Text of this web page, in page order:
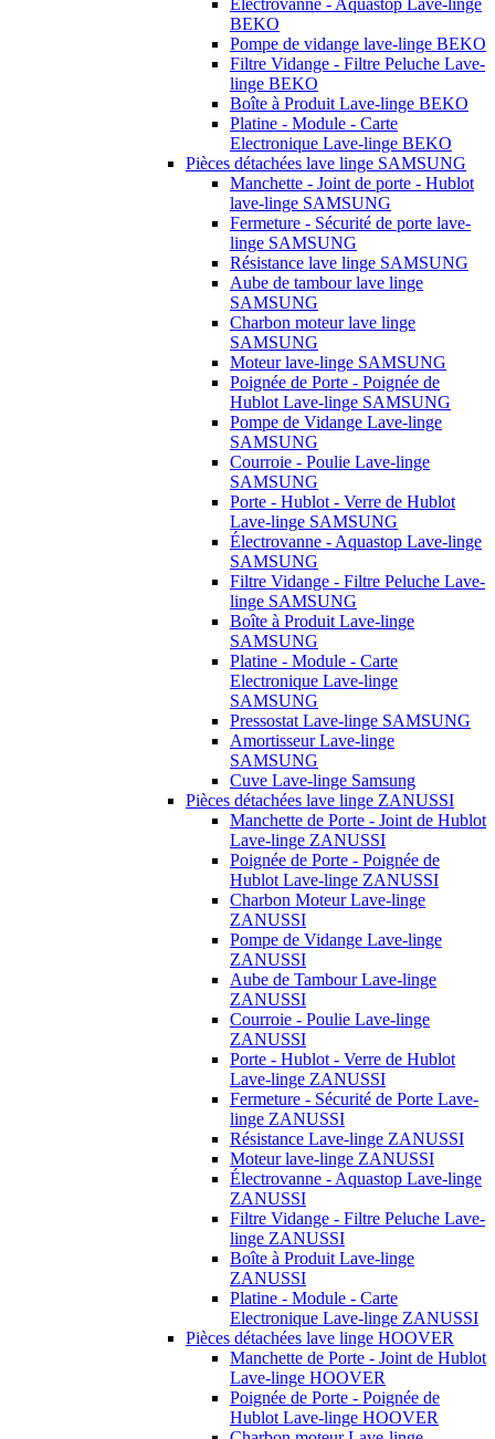
BEKO
Pompe de vidange lave-linge BEKO
Filtre Vidange - Filtre Peluche Lave-
linge BEKO
Boîte à Produit Lave-linge BEKO
Platine - Module - Carte
Electronique Lave-linge BEKO
Pièces détachées lave linge SAMSUNG
Manchette - Joint de porte - Hublot
lave-linge SAMSUNG
Fermeture - Sécurité de porte lave-
linge SAMSUNG
Résistance lave linge SAMSUNG
Aube de tambour lave linge
SAMSUNG
Charbon moteur lave linge
SAMSUNG
Moteur lave-linge SAMSUNG
Poignée de Porte - Poignée de
Hublot Lave-linge SAMSUNG
Pompe de Vidange Lave-linge
SAMSUNG
Courroie - Poulie Lave-linge
SAMSUNG
Porte - Hublot - Verre de Hublot
Lave-linge SAMSUNG
Électrovanne - Aquastop Lave-linge
SAMSUNG
Filtre Vidange - Filtre Peluche Lave-
linge SAMSUNG
Boîte à Produit Lave-linge
SAMSUNG
Platine - Module - Carte
Electronique Lave-linge
SAMSUNG
Pressostat Lave-linge SAMSUNG
Amortisseur Lave-linge
SAMSUNG
Cuve Lave-linge Samsung
Pièces détachées lave linge ZANUSSI
Manchette de Porte - Joint de Hublot
Lave-linge ZANUSSI
Poignée de Porte - Poignée de
Hublot Lave-linge ZANUSSI
Charbon Moteur Lave-linge
ZANUSSI
Pompe de Vidange Lave-linge
ZANUSSI
Aube de Tambour Lave-linge
ZANUSSI
Courroie - Poulie Lave-linge
ZANUSSI
Porte - Hublot - Verre de Hublot
Lave-linge ZANUSSI
Fermeture - Sécurité de Porte Lave-
linge ZANUSSI
Résistance Lave-linge ZANUSSI
Moteur lave-linge ZANUSSI
Électrovanne - Aquastop Lave-linge
ZANUSSI
Filtre Vidange - Filtre Peluche Lave-
linge ZANUSSI
Boîte à Produit Lave-linge
ZANUSSI
Platine - Module - Carte
Electronique Lave-linge ZANUSSI
Pièces détachées lave linge HOOVER
Manchette de Porte - Joint de Hublot
Lave-linge HOOVER
Poignée de Porte - Poignée de
Hublot Lave-linge HOOVER